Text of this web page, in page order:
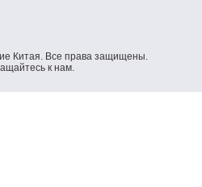
Китая. Все права защищены.
к нам.